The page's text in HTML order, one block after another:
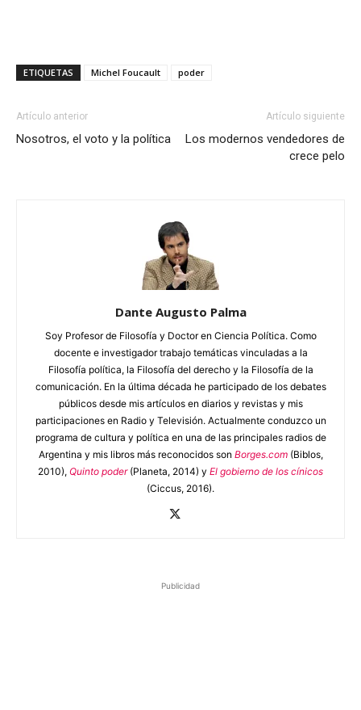
ETIQUETAS Michel Foucault poder
Artículo anterior
Nosotros, el voto y la política
Artículo siguiente
Los modernos vendedores de
crece pelo
Dante Augusto Palma
Soy Profesor de Filosofía y Doctor en Ciencia Política. Como
docente e investigador trabajo temáticas vinculadas a la
Filosofía política, la Filosofía del derecho y la Filosofía de la
comunicación. En la última década he participado de los debates
públicos desde mis artículos en diarios y revistas y mis
participaciones en Radio y Televisión. Actualmente conduzco un
programa de cultura y política en una de las principales radios de
Argentina y mis libros más reconocidos son Borges.com(Biblos,
2010), Quinto poder(Planeta, 2014) y El gobierno de los cínicos
(Ciccus, 2016).
Publicidad